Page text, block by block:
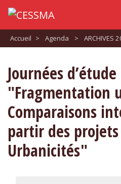
Accueil > Agenda > ARCHIVES
Journées
"Fragmentation
Comparaisons
partir des
Urbanicités"